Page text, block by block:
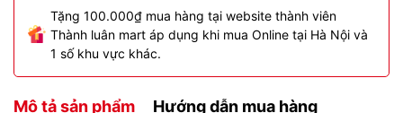
Tặng 100.000₫ mua hàng tại website thành viên
Thành luân mart áp dụng khi mua Online tại Hà Nội và
1 số khu vực khác.
Mô tả sản phẩm Hướng dẫn mua hàng